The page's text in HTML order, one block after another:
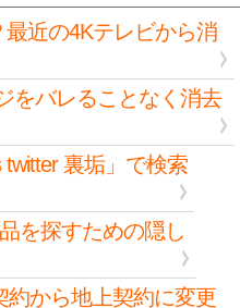
近の4Kテレビから消
をバレることなく消去
twitter 裏垢」で検索
を探すための隠し
約から地上契約に変更